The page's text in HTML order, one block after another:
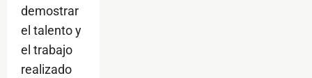
demostrar
el talento y
el trabajo
realizado